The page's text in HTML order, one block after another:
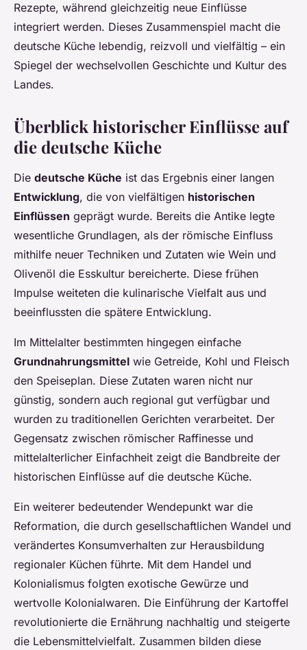
Rezepte, während gleichzeitig neue Einflüsse
integriert werden. Dieses Zusammenspiel macht die
deutsche Küche lebendig, reizvoll und vielfältig – ein
Spiegel der wechselvollen Geschichte und Kultur des
Landes.
Überblick historischer Einflüsse auf
die deutsche Küche
Die deutsche Küche ist das Ergebnis einer langen
Entwicklung, die von vielfältigen historischen
Einflüssen geprägt wurde. Bereits die Antike legte
wesentliche Grundlagen, als der römische Einfluss
mithilfe neuer Techniken und Zutaten wie Wein und
Olivenöl die Esskultur bereicherte. Diese frühen
Impulse weiteten die kulinarische Vielfalt aus und
beeinflussten die spätere Entwicklung.
Im Mittelalter bestimmten hingegen einfache
Grundnahrungsmittel wie Getreide, Kohl und Fleisch
den Speiseplan. Diese Zutaten waren nicht nur
günstig, sondern auch regional gut verfügbar und
wurden zu traditionellen Gerichten verarbeitet. Der
Gegensatz zwischen römischer Raffinesse und
mittelalterlicher Einfachheit zeigt die Bandbreite der
historischen Einflüsse auf die deutsche Küche.
Ein weiterer bedeutender Wendepunkt war die
Reformation, die durch gesellschaftlichen Wandel und
verändertes Konsumverhalten zur Herausbildung
regionaler Küchen führte. Mit dem Handel und
Kolonialismus folgten exotische Gewürze und
wertvolle Kolonialwaren. Die Einführung der Kartoffel
revolutionierte die Ernährung nachhaltig und steigerte
die Lebensmittelvielfalt. Zusammen bilden diese